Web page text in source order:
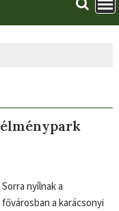
Sorra nyílnak a
fővárosban a karácsonyi